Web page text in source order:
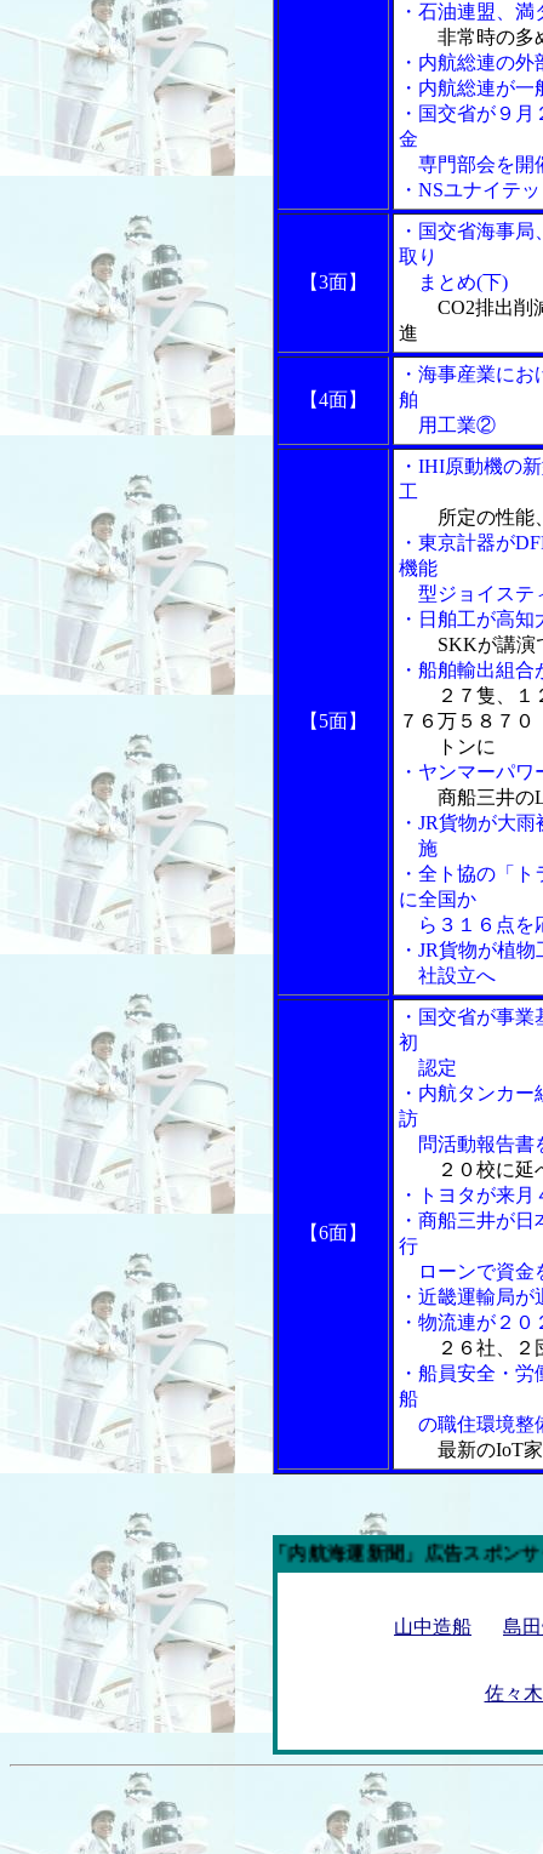
・石油連盟、
非常時の多
・内航総連の
・内航総連が
・国交省が９
金
専門部会を開
・NSユナイテ
【3面】
・国交省海事
取り
まとめ(下)
CO2排出削
進
【4面】
・海事産業に
舶
用工業②
【5面】
・IHI原動機の
工
所定の性能
・東京計器が
機能
型ジョイステ
・日舶工が高
SKKが講演
・船舶輸出組
２７隻、
７６万５８７０
トンに
・ヤンマーパ
商船三井の
・JR貨物が大
施
・全ト協の「
に全国か
ら３１６点を
・JR貨物が植
社設立へ
【6面】
・国交省が事
初
認定
・内航タンカ
訪
問活動報告書
２０校に
・トヨタが来
・商船三井が
行
ローンで資金
・近畿運輸局
・物流連が２
２６社、
・船員安全・
船
の職住環境整
最新のIoT
今週の「内航海運新聞」広告スポンサー企業
山中造船 島
佐々